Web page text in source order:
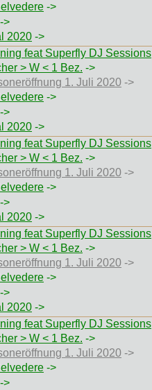
->
->
2020 ->
feat Superfly DJ Sessions
> W < 1 Bez. ->
1. Juli 2020 ->
->
->
2020 ->
feat Superfly DJ Sessions
> W < 1 Bez. ->
1. Juli 2020 ->
->
->
2020 ->
feat Superfly DJ Sessions
> W < 1 Bez. ->
1. Juli 2020 ->
->
->
2020 ->
feat Superfly DJ Sessions
> W < 1 Bez. ->
1. Juli 2020 ->
->
->